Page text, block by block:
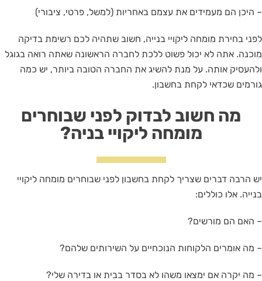
– היכן הם מעמידים את עצמם באחריות (למשל, פרטי, ציבורי)
לפני בחירת מומחה ליקויי בנייה, חשוב שתהיה לכם רשימת בדיקה
מוכנה. אתה לא יכול פשוט ללכת לחברה הראשונה שאתה רואה בגוגל
ולהעסיק אותה. על מנת להשיג את החברה הטובה ביותר, יש כמה
גורמים שכדאי לקחת בחשבון.
מה חשוב לבדוק לפני שבוחרים
מומחה ליקויי בניה?
יש הרבה דברים שצריך לקחת בחשבון לפני שבוחרים מומחה ליקויי
בנייה. אלו כוללים:
– האם הם מורשים?
– מה אומרים הלקוחות הנוכחיים על השירותים שלהם?
– מה יקרה אם ימצאו משהו לא בסדר בבית או בדירה שלי?